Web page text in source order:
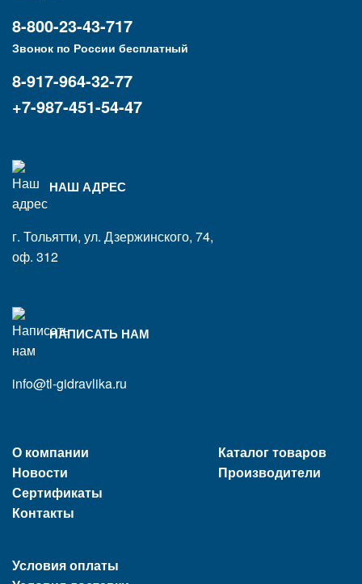
8-800-23-43-717
Звонок по России бесплатный
8-917-964-32-77
+7-987-451-54-47
НАШ АДРЕС
г. Тольятти, ул. Дзержинского, 74,
оф. 312
НАПИСАТЬ НАМ
info@tl-gidravlika.ru
О компании
Новости
Сертификаты
Контакты
Условия оплаты
Каталог товаров
Производители